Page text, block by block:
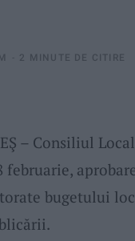
2 MINUTE DE CITIRE
– Consiliul
februarie,
bugetului